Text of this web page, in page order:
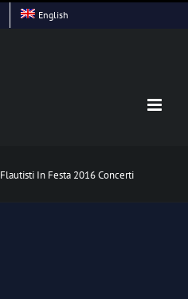
English
Flautisti In Festa 2016 Concerti